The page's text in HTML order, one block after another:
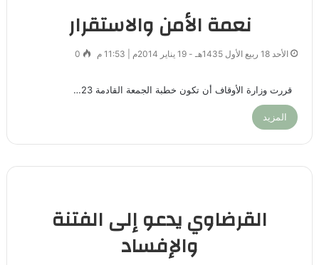
نعمة الأمن والاستقرار
الأحد 18 ربيع الأول 1435هـ - 19 يناير 2014م | 11:53 م 0
قررت وزارة الأوقاف أن تكون خطبة الجمعة القادمة 23…
المزيد
القرضاوي يدعو إلى الفتنة
والإفساد